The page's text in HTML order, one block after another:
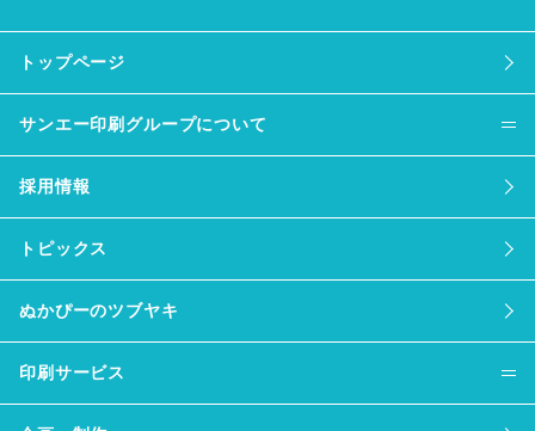
トップページ
サンエー印刷グループについて
採用情報
トピックス
ぬかぴーのツブヤキ
印刷サービス